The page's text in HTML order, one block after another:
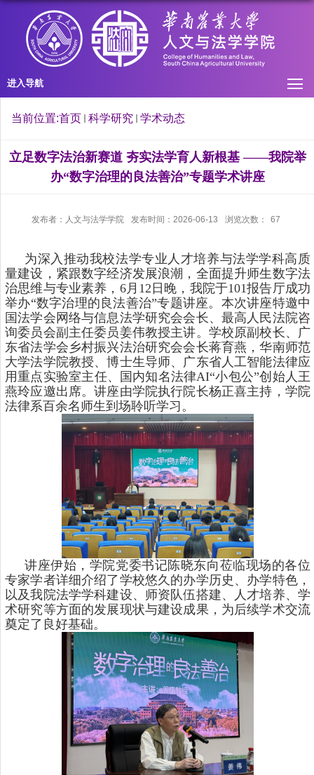
进入导航
当前位置:首页 科学研究 学术动态
立足数字法治新赛道 夯实法学育人新根基 ——我院举
办“数字治理的良法善治”专题学术讲座
发布者：人文与法学学院 发布时间：2026-06-13 浏览次数： 67
为深入推动我校法学专业人才培养与法学学科高质
量建设，紧跟数字经济发展浪潮，全面提升师生数字法
治思维与专业素养，6月12日晚，我院于101报告厅成功
举办“数字治理的良法善治”专题讲座。本次讲座特邀中
国法学会网络与信息法学研究会会长、最高人民法院咨
询委员会副主任委员姜伟教授主讲。学校原副校长、广
东省法学会乡村振兴法治研究会会长蒋育燕，华南师范
大学法学院教授、博士生导师、广东省人工智能法律应
用重点实验室主任、国内知名法律AI“小包公”创始人王
燕玲应邀出席。讲座由学院执行院长杨正喜主持，学院
法律系百余名师生到场聆听学习。
讲座伊始，学院党委书记陈晓东向莅临现场的各位
专家学者详细介绍了学校悠久的办学历史、办学特色，
以及我院法学学科建设、师资队伍搭建、人才培养、学
术研究等方面的发展现状与建设成果，为后续学术交流
奠定了良好基础。